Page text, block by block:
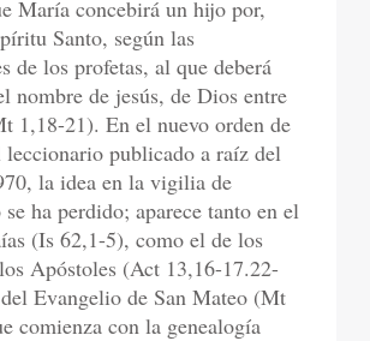
María concebirá un hijo por,
Santo, según las
de los profetas, al que deberá
nombre de jesús, de Dios entre
1,18-21). En el nuevo orden de
leccionario publicado a raíz del
la idea en la vigilia de
ha perdido; aparece tanto en el
(Is 62,1-5), como el de los
Apóstoles (Act 13,16-17.22-
Evangelio de San Mateo (Mt
comienza con la genealogía